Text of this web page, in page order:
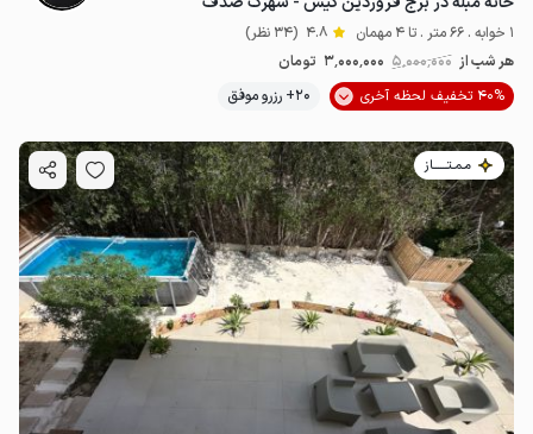
1 خوابه . 66 متر . تا 4 مهمان 4.8 (34 نظر)
هر شب از 5٬000٬000 3٬000٬000 تومان
40% تخفیف لحظه آخری
20+ رزرو موفق
مـمـتــــــاز